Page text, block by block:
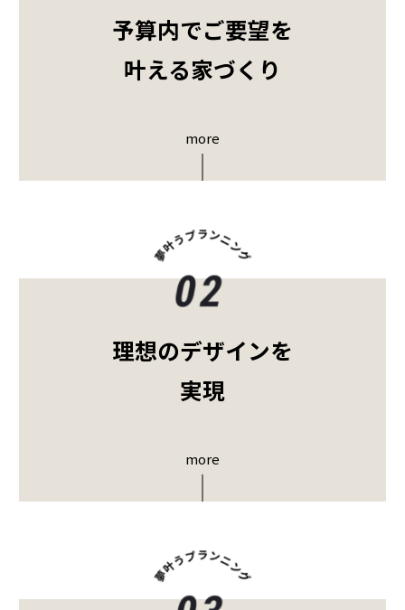
予算内でご要望を
叶える家づくり
more
理想のデザインを
実現
more